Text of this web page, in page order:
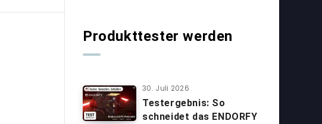
Produkttester werden
30. Juli 2026
Testergebnis: So
schneidet das ENDORFY